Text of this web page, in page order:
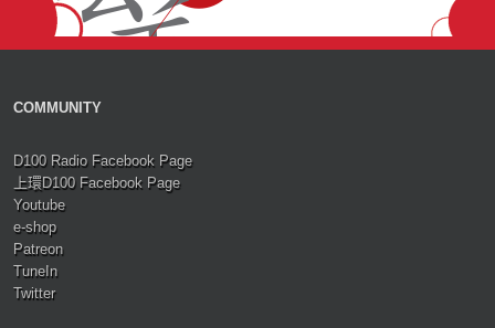
COMMUNITY
D100 Radio Facebook Page
上環D100 Facebook Page
Youtube
e-shop
Patreon
TuneIn
Twitter